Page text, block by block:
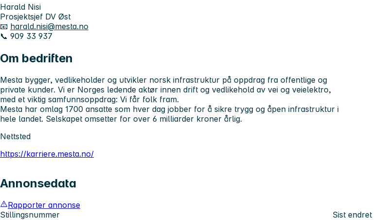
Harald Nisi
Prosjektsjef DV Øst
📧 harald.nisi@mesta.no
📞 909 33 937
Om bedriften
Mesta bygger, vedlikeholder og utvikler norsk infrastruktur på oppdrag fra offentlige og
private kunder. Vi er Norges ledende aktør innen drift og vedlikehold av vei og veielektro,
med et viktig samfunnsoppdrag: Vi får folk fram.
Mesta har omlag 1700 ansatte som hver dag jobber for å sikre trygg og åpen infrastruktur i
hele landet. Selskapet omsetter for over 6 milliarder kroner årlig.
Nettsted
https://karriere.mesta.no/
Annonsedata
Rapporter annonse
Stillingsnummer
Sist endret